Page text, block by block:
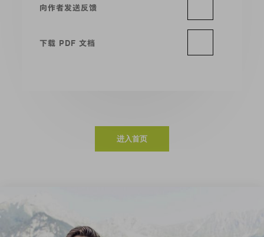
向作者发送反馈
下载 PDF 文档
进入首页